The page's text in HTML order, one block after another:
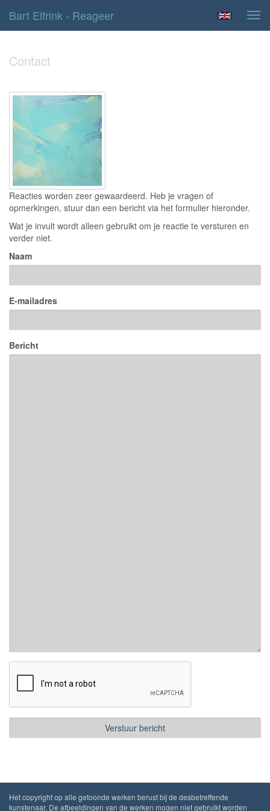
Bart Elfrink - Reageer
Contact
Reacties worden zeer gewaardeerd. Heb je vragen of
opmerkingen, stuur dan een bericht via het formulier hieronder.
Wat je invult wordt alleen gebruikt om je reactie te versturen en
verder niet.
Naam
E-mailadres
Bericht
Het copyright op alle getoonde werken berust bij de desbetreffende
kunstenaar. De afbeeldingen van de werken mogen niet gebruikt worden